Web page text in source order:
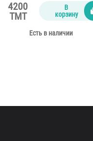
4200
TMT
В
корзину
Есть в наличии